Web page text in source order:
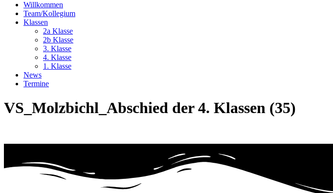
Willkommen
Team/Kollegium
Klassen
2a Klasse
2b Klasse
3. Klasse
4. Klasse
1. Klasse
News
Termine
VS_Molzbichl_Abschied der 4. Klassen (35)